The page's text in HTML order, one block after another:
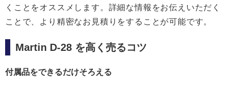
くことをオススメします。詳細な情報をお伝えいただく
ことで、より精密なお見積りをすることが可能です。
Martin D-28 を高く売るコツ
付属品をできるだけそろえる